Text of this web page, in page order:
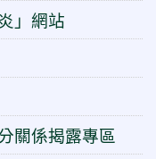
」網站
關係揭露專區